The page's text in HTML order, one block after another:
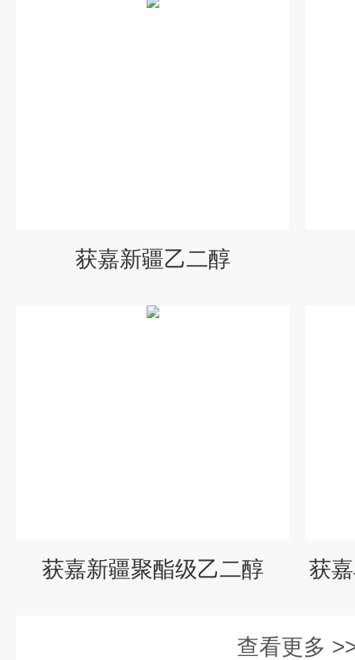
获嘉新疆乙二醇
获嘉新疆聚酯级乙二醇 获
查看更多